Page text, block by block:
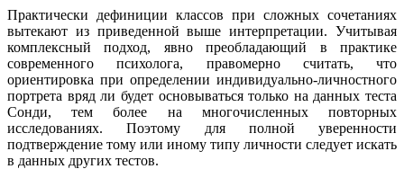
Практически дефиниции классов при сложных сочетаниях
вытекают из приведенной выше интерпретации. Учитывая
комплексный подход, явно преобладающий в практике
современного психолога, правомерно считать, что
ориентировка при определении индивидуально-личностного
портрета вряд ли будет основываться только на данных теста
Сонди, тем более на многочисленных повторных
исследованиях. Поэтому для полной уверенности
подтверждение тому или иному типу личности следует искать
в данных других тестов.